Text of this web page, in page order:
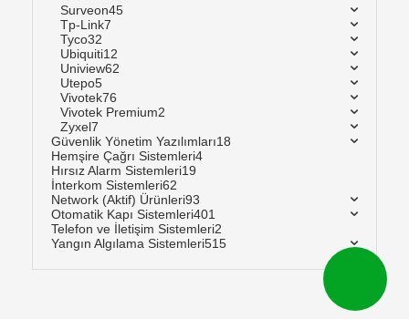
Surveon45
Tp-Link7
Tyco32
Ubiquiti12
Uniview62
Utepo5
Vivotek76
Vivotek Premium2
Zyxel7
Güvenlik Yönetim Yazılımları18
Hemşire Çağrı Sistemleri4
Hırsız Alarm Sistemleri19
İnterkom Sistemleri62
Network (Aktif) Ürünleri93
Otomatik Kapı Sistemleri401
Telefon ve İletişim Sistemleri2
Yangın Algılama Sistemleri515